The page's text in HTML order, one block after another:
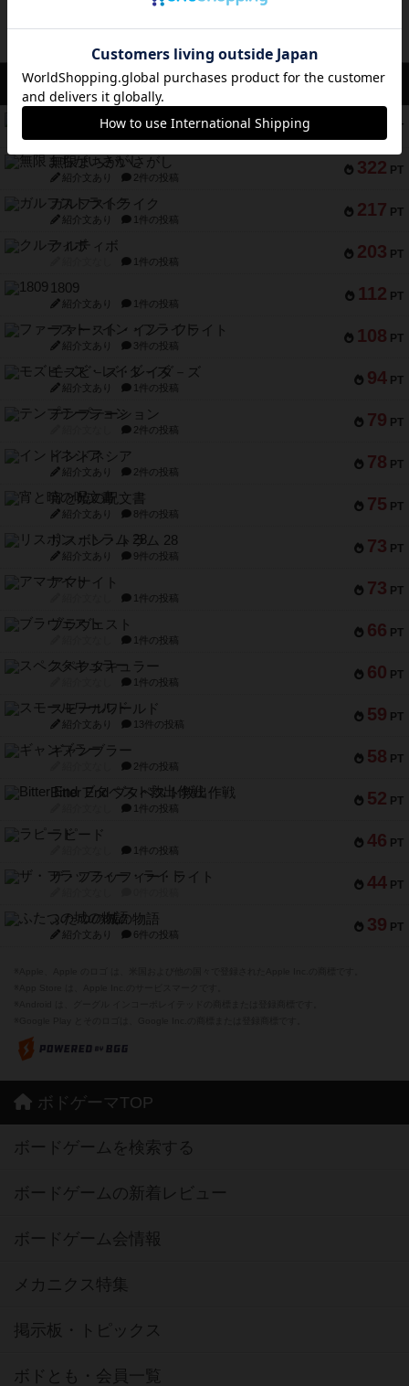
アクセス数 急上昇中
PT
コレクト！
322 PT
無限まちがいさがし
紹介文あり 2件の投稿
217 PT
ガルフストライク
紹介文あり 1件の投稿
203 PT
クルティボ
1件の投稿
112 PT
1809
紹介文あり 1件の投稿
108 PT
ファースト・イン・フライト
紹介文あり 3件の投稿
94 PT
モズビ－ズ・レイダ－ズ
紹介文あり 1件の投稿
79 PT
テンプテーション
2件の投稿
78 PT
インドネシア
紹介文あり 2件の投稿
75 PT
宵と暁の呪文書
紹介文あり 8件の投稿
73 PT
リスボン・トラム 28
紹介文あり 9件の投稿
73 PT
アマナイト
1件の投稿
66 PT
ブラヴェスト
1件の投稿
60 PT
スペクタキュラー
1件の投稿
59 PT
スモールワールド
紹介文あり 13件の投稿
58 PT
ギャンブラー
2件の投稿
52 PT
Bitter End ブタペスト救出作戦
1件の投稿
46 PT
ラピード
1件の投稿
44 PT
ザ・フラッフィー・ライト
39 PT
ふたつの城の物語
紹介文あり 6件の投稿
ボドゲーマTOP
ボードゲームを検索する
ボードゲームの新着レビュー
ボードゲーム会情報
メカニクス特集
掲示板・トピックス
ボドとも・会員一覧